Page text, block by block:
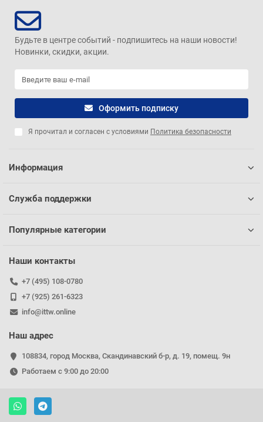
Будьте в центре событий - подпишитесь на наши новости!
Новинки, скидки, акции.
Оформить подписку
Я прочитал и согласен с условиями Политика безопасности
Информация
Служба поддержки
Популярные категории
Наши контакты
+7 (495) 108-0780
+7 (925) 261-6323
info@ittw.online
Наш адрес
108834, город Москва, Скандинавский б-р, д. 19, помещ. 9н
Работаем с 9:00 до 20:00